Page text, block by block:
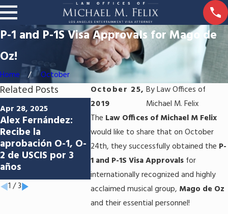
P-1 and P-1S Visa Approvals for Mago de
Oz!
Home
October
October 25,
2019
ByLaw Offices of
Michael M. Felix
The Law Offices of Michael M Felix
would like to share that on October
24th, they successfully obtained the P-
1 and P-1S Visa Approvalsfor
internationally recognized and highly
acclaimed musical group, Mago de Oz
and their essential personnel!
Related Posts
Apr 28, 2025
Alex Fernández:
Recibe la
aprobación O-1, O-
2 de USCIS por 3
años
Jun 5, 2024
Abriendo las
puertas a las
oportunidades:
Aprobación del P-1
para Los Sabaneros
de Aniceto Molina
Jun 3, 2024
proceso
éxito del
Héctor
1 /3